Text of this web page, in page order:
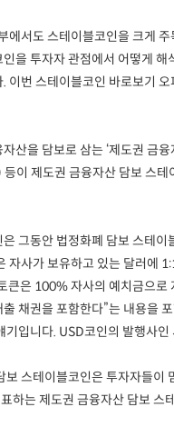
에서도 스테이블코인을 크게
을 투자자 관점에서 어떻게
이번 스테이블코인 바로보기
산을 담보로 삼는 ‘제도권 금
이 제도권 금융자산 담보 스
그동안 법정화폐 담보 스테
자사가 보유하고 있는 달러에
은 100% 자사의 예치금으
채권을 포함한다”는 내용을
입니다. USD코인의 발행사
스테이블코인은 투자자들이
하는 제도권 금융자산 담보